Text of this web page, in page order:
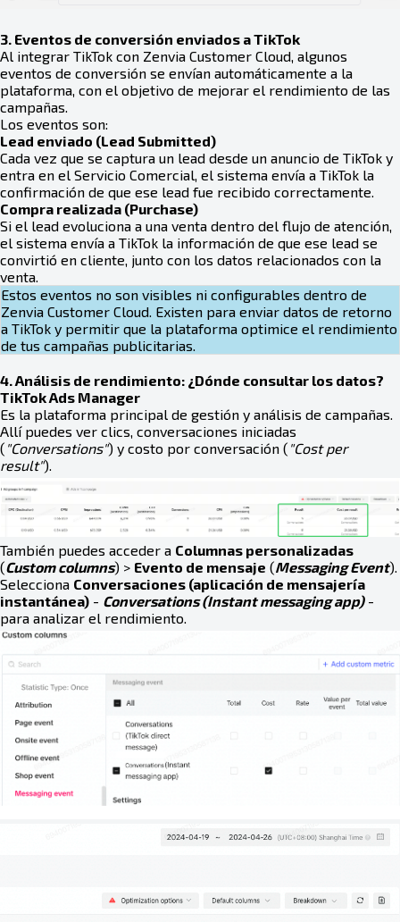
3. Eventos de conversión enviados a TikTok
Al integrar TikTok con Zenvia Customer Cloud, algunos
eventos de conversión se envían automáticamente a la
plataforma, con el objetivo de mejorar el rendimiento de las
campañas.
Los eventos son:
Lead enviado (Lead Submitted)
Cada vez que se captura un lead desde un anuncio de TikTok y
entra en el Servicio Comercial, el sistema envía a TikTok la
confirmación de que ese lead fue recibido correctamente.
Compra realizada (Purchase)
Si el lead evoluciona a una venta dentro del flujo de atención,
el sistema envía a TikTok la información de que ese lead se
convirtió en cliente, junto con los datos relacionados con la
venta.
Estos eventos no son visibles ni configurables dentro de
Zenvia Customer Cloud. Existen para enviar datos de retorno
a TikTok y permitir que la plataforma optimice el rendimiento
de tus campañas publicitarias.
4. Análisis de rendimiento: ¿Dónde consultar los datos?
TikTok Ads Manager
Es la plataforma principal de gestión y análisis de campañas.
Allí puedes ver clics, conversaciones iniciadas
( "Conversations") y costo por conversación ( "Cost per
result").
También puedes acceder a Columnas personalizadas
(Custom columns) > Evento de mensaje (Messaging Event).
Selecciona Conversaciones (aplicación de mensajería
instantánea) - Conversations (Instant messaging app)-
para analizar el rendimiento.